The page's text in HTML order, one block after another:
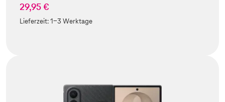
29,95 €
Lieferzeit:1-3 Werktage